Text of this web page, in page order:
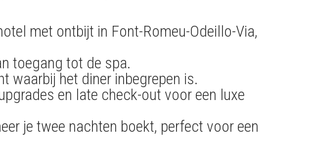
met ontbijt in Font-Romeu-Odeillo-Via,
toegang tot de spa.
waarbij het diner inbegrepen is.
en late check-out voor een luxe
je twee nachten boekt, perfect voor een